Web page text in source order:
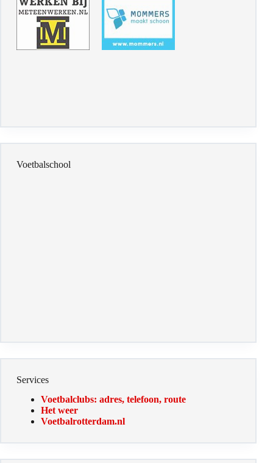
Voetbalschool
Services
Voetbalclubs: adres, telefoon, route
Het weer
Voetbalrotterdam.nl